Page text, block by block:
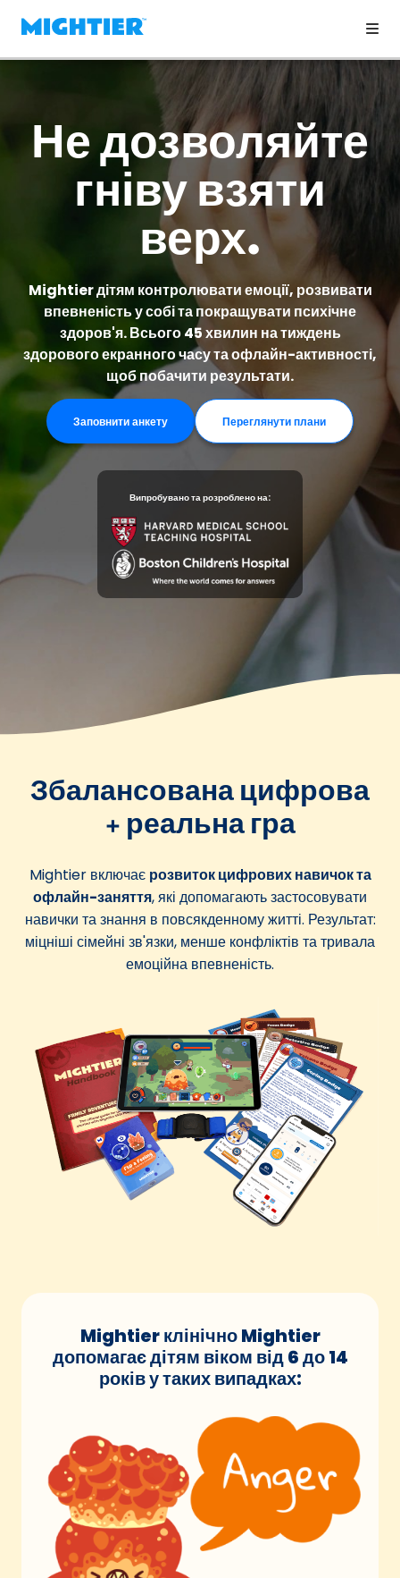
Не дозволяйте
гніву взяти
верх.
Mightier дітям контролювати емоції, розвивати
впевненість у собі та покращувати психічне
здоров'я. Всього 45 хвилин на тиждень
здорового екранного часу та офлайн-активності,
щоб побачити результати.
Заповнити анкету Переглянути плани
Випробувано та розроблено на:
Збалансована цифрова
+ реальна гра
Mightier включає розвиток цифрових навичок та
офлайн-заняття, які допомагають застосовувати
навички та знання в повсякденному житті. Результат:
міцніші сімейні зв'язки, менше конфліктів та тривала
емоційна впевненість.
Mightier клінічно Mightier
допомагає дітям віком від 6 до 14
років у таких випадках: